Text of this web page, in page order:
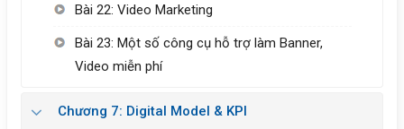
Bài 22: Video Marketing
Bài 23: Một số công cụ hỗ trợ làm Banner,
Video miễn phí
Chương 7: Digital Model & KPI